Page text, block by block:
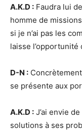
A.K.D : Faudra lui
homme de
si je n’ai pas les
laisse
D-N :
se présente aux
A.K.D : J’ai envie
solutions à ses